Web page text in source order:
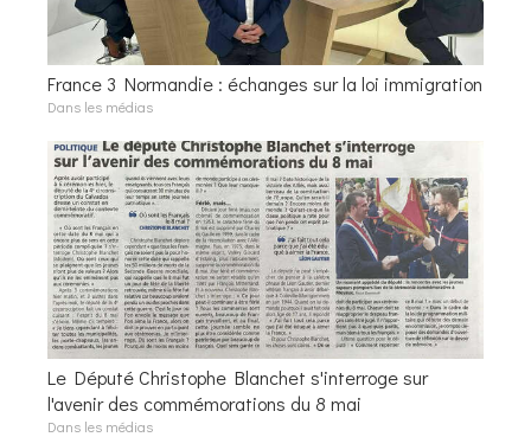
France 3 Normandie : échanges sur la loi immigration
Dans les médias
Le Député Christophe Blanchet s'interroge sur
l'avenir des commémorations du 8 mai
Dans les médias